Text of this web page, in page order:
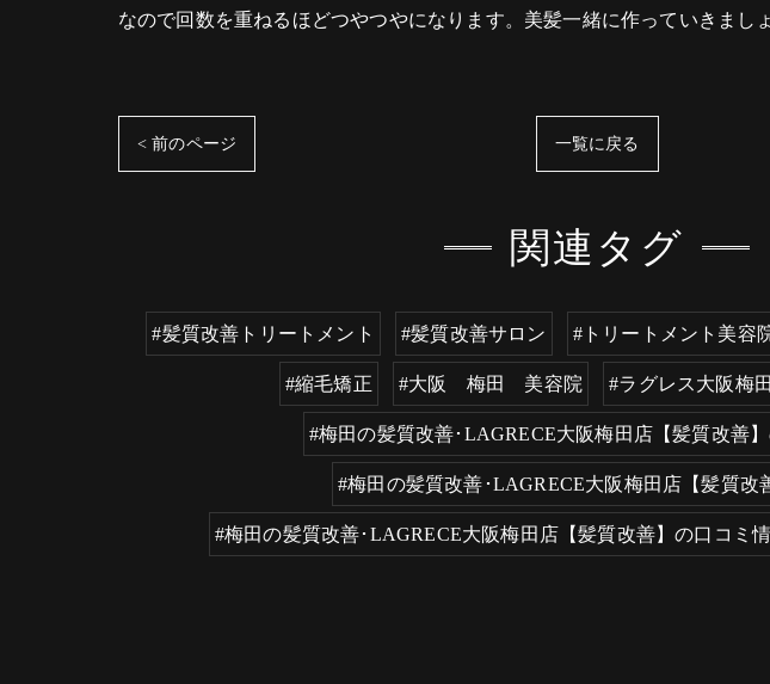
なので回数を重ねるほどつやつやになります。美髪一緒に作っていきまし
< 前のページ 一覧に戻る
関連タグ
#髪質改善トリートメント #髪質改善サロン #トリートメント美容
#縮毛矯正 #大阪 梅田 美容院 #ラグレス大阪梅
#梅田の髪質改善･LAGRECE大阪梅田店【髪質改善
#梅田の髪質改善･LAGRECE大阪梅田店【髪質改
#梅田の髪質改善･LAGRECE大阪梅田店【髪質改善】の口コミ